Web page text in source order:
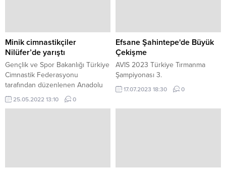
Minik cimnastikçiler
Nilüfer’de yarıştı
Gençlik ve Spor Bakanlığı Türkiye
Cimnastik Federasyonu
tarafından düzenlenen Anadolu
Yıldızlar Ligi Marmara Bölge
Yarışları Nilüfer Belediyesi ev
25.05.2022 13:10 0
Efsane Şahintepe'de Büyük
Çekişme
AVIS 2023 Türkiye Tırmanma
Şampiyonası 3.
17.07.2023 18:30 0